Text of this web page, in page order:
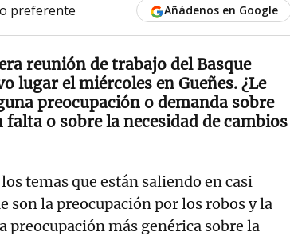
preferente Añádenos en Google
reunión de trabajo del Basque
lugar el miércoles en Gueñes. ¿Le
preocupación o demanda sobre
falta o sobre la necesidad de cambios
temas que están saliendo en casi
son la preocupación por los robos y la
preocupación más genérica sobre la